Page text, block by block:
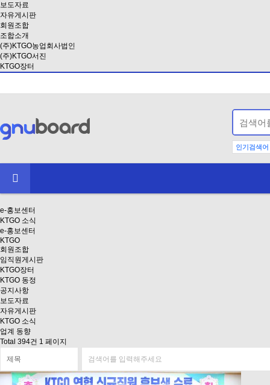
보도자료
자유게시판
회원조합
조합소개
(주)KTGO농업회사법인
(주)KTGO서진
KTGO장터
인기검색어
e-홍보센터
KTGO 소식
e-홍보센터
KTGO
회원조합
임직원게시판
KTGO장터
KTGO 동정
공지사항
보도자료
자유게시판
KTGO 소식
업계 동향
Total 394건 1 페이지